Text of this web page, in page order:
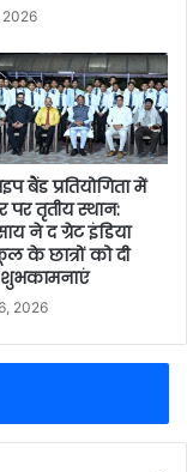
2026
बैंड प्रतियोगिता में
पर तृतीय स्थान:
ने द ग्रेट इंडिया
के छात्रों को दी
2026